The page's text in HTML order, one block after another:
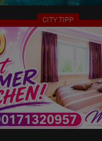
CITY TIPP